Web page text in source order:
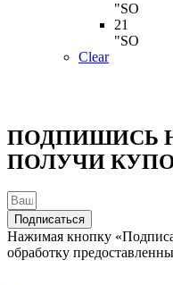
"SO
21
"SO
Clear
ПОДПИШИСЬ
ПОЛУЧИ
Подписаться
Нажимая кнопку
обработку